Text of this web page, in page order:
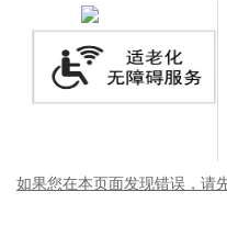
如果您在本页面发现错误，请